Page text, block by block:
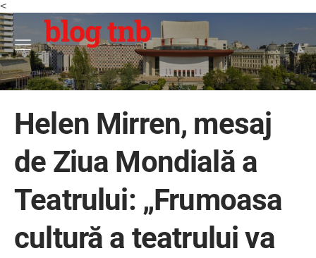
<
blog tnb
Helen Mirren, mesaj
de Ziua Mondială a
Teatrului: „Frumoasa
cultură a teatrului va